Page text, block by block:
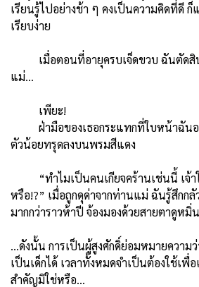
เรียนรู้ไปอย่างช้า ๆ คงเป็นความคิดที่ดี
เรียบง่าย
เมื่อตอนที่อายุครบเจ็ดขวบ ฉันตัดสิน
แม่…
เพียะ!
ฝ่ามือของเธอกระแทกที่ใบหน้าฉันอย่
ตัวน้อยทรุดลงบนพรมสีแดง
“ทำไมเป็นคนเกียจคร้านเช่นนี้ เจ้าใ
หรือ!?” เมื่อถูกดุด่าจากท่านแม่ ฉันรู้สึกก
มากกว่าราวห้าปี จ้องมองด้วยสายตาดูหมิ่
…ดังนั้น การเป็นผู้สูงศักดิ์ย่อมหมายความ
เป็นเด็กได้ เวลาทั้งหมดจำเป็นต้องใช้เพื่
สำคัญมิใช่หรือ…